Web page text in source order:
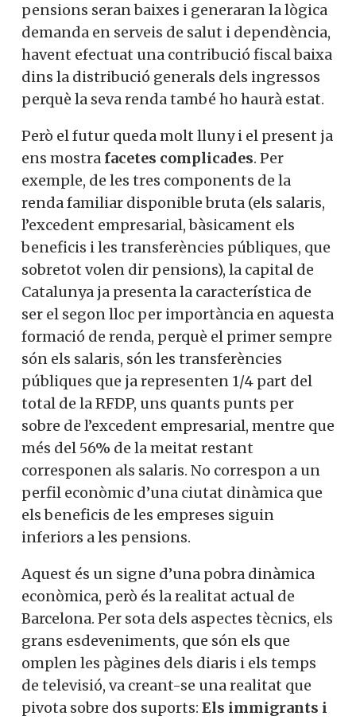
pensions seran baixes i generaran la lògica
demanda en serveis de salut i dependència,
havent efectuat una contribució fiscal baixa
dins la distribució generals dels ingressos
perquè la seva renda també ho haurà estat.
Però el futur queda molt lluny i el present ja
ens mostra facetes complicades. Per
exemple, de les tres components de la
renda familiar disponible bruta (els salaris,
l’excedent empresarial, bàsicament els
beneficis i les transferències públiques, que
sobretot volen dir pensions), la capital de
Catalunya ja presenta la característica de
ser el segon lloc per importància en aquesta
formació de renda, perquè el primer sempre
són els salaris, són les transferències
públiques que ja representen 1/4 part del
total de la RFDP, uns quants punts per
sobre de l’excedent empresarial, mentre que
més del 56% de la meitat restant
corresponen als salaris. No correspon a un
perfil econòmic d’una ciutat dinàmica que
els beneficis de les empreses siguin
inferiors a les pensions.
Aquest és un signe d’una pobra dinàmica
econòmica, però és la realitat actual de
Barcelona. Per sota dels aspectes tècnics, els
grans esdeveniments, que són els que
omplen les pàgines dels diaris i els temps
de televisió, va creant-se una realitat que
pivota sobre dos suports: Els immigrants i